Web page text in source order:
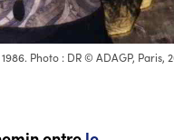
Photo : DR © ADAGP, Paris,